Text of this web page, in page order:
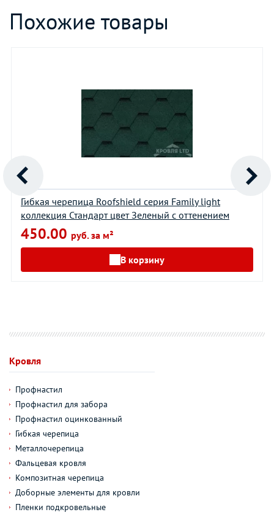
Похожие товары
Гибкая черепица Roofshield серия Family light
коллекция Стандарт цвет Зеленый с оттенением
450.00 руб. за м²
В корзину
Кровля
Профнастил
Профнастил для забора
Профнастил оцинкованный
Гибкая черепица
Металлочерепица
Фальцевая кровля
Композитная черепица
Доборные элементы для кровли
Пленки подкровельные